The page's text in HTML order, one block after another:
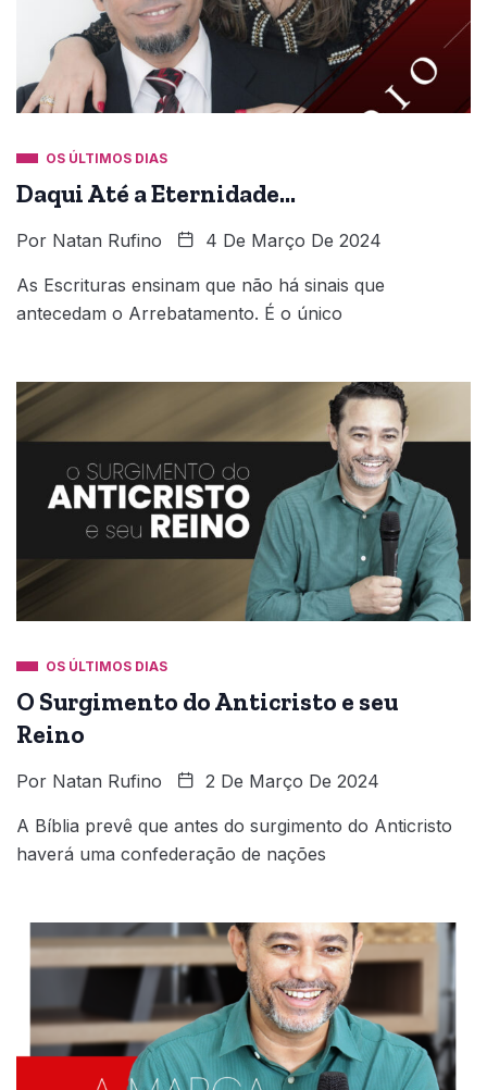
OS ÚLTIMOS DIAS
Daqui Até a Eternidade…
Por Natan Rufino 4 De Março De 2024
As Escrituras ensinam que não há sinais que
antecedam o Arrebatamento. É o único
OS ÚLTIMOS DIAS
O Surgimento do Anticristo e seu
Reino
Por Natan Rufino 2 De Março De 2024
A Bíblia prevê que antes do surgimento do Anticristo
haverá uma confederação de nações